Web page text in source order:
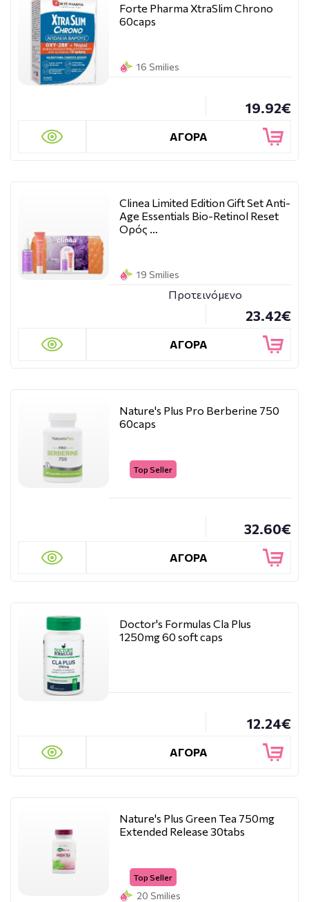
Forte Pharma XtraSlim Chrono
60caps
16 Smilies
19.92€
ΑΓΟΡΑ
Clinea Limited Edition Gift Set Anti-
Age Essentials Bio-Retinol Reset
Ορός …
19 Smilies
Προτεινόμενο
23.42€
ΑΓΟΡΑ
Nature's Plus Pro Berberine 750
60caps
Top Seller
32.60€
ΑΓΟΡΑ
Doctor's Formulas Cla Plus
1250mg 60 soft caps
12.24€
ΑΓΟΡΑ
Nature's Plus Green Tea 750mg
Extended Release 30tabs
Top Seller
20 Smilies